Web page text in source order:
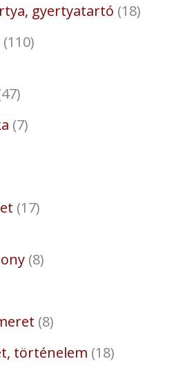
gyertyatartó 18
110
47
7
17
8
8
történelem 18